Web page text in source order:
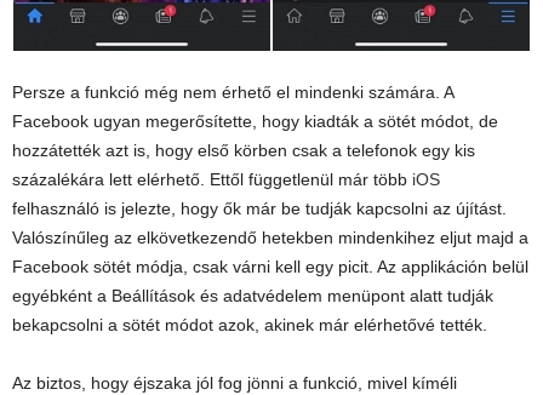
Persze a funkció még nem érhető el mindenki számára. A
Facebook ugyan megerősítette, hogy kiadták a sötét módot, de
hozzátették azt is, hogy első körben csak a telefonok egy kis
százalékára lett elérhető. Ettől függetlenül már több iOS
felhasználó is jelezte, hogy ők már be tudják kapcsolni az újítást.
Valószínűleg az elkövetkezendő hetekben mindenkihez eljut majd a
Facebook sötét módja, csak várni kell egy picit. Az applikáción belül
egyébként a Beállítások és adatvédelem menüpont alatt tudják
bekapcsolni a sötét módot azok, akinek már elérhetővé tették.
Az biztos, hogy éjszaka jól fog jönni a funkció, mivel kíméli